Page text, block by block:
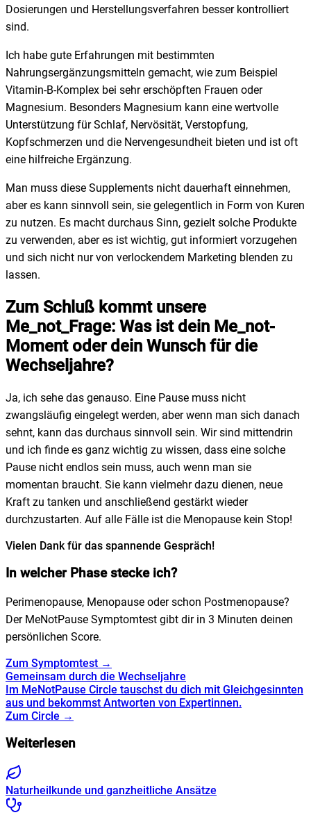
Dosierungen und Herstellungsverfahren besser kontrolliert
sind.
Ich habe gute Erfahrungen mit bestimmten
Nahrungsergänzungsmitteln gemacht, wie zum Beispiel
Vitamin-B-Komplex bei sehr erschöpften Frauen oder
Magnesium. Besonders Magnesium kann eine wertvolle
Unterstützung für Schlaf, Nervösität, Verstopfung,
Kopfschmerzen und die Nervengesundheit bieten und ist oft
eine hilfreiche Ergänzung.
Man muss diese Supplements nicht dauerhaft einnehmen,
aber es kann sinnvoll sein, sie gelegentlich in Form von Kuren
zu nutzen. Es macht durchaus Sinn, gezielt solche Produkte
zu verwenden, aber es ist wichtig, gut informiert vorzugehen
und sich nicht nur von verlockendem Marketing blenden zu
lassen.
Zum Schluß kommt unsere
Me_not_Frage: Was ist dein Me_not-
Moment oder dein Wunsch für die
Wechseljahre?
Ja, ich sehe das genauso. Eine Pause muss nicht
zwangsläufig eingelegt werden, aber wenn man sich danach
sehnt, kann das durchaus sinnvoll sein. Wir sind mittendrin
und ich finde es ganz wichtig zu wissen, dass eine solche
Pause nicht endlos sein muss, auch wenn man sie
momentan braucht. Sie kann vielmehr dazu dienen, neue
Kraft zu tanken und anschließend gestärkt wieder
durchzustarten. Auf alle Fälle ist die Menopause kein Stop!
Vielen Dank für das spannende Gespräch!
In welcher Phase stecke ich?
Perimenopause, Menopause oder schon Postmenopause?
Der MeNotPause Symptomtest gibt dir in 3 Minuten deinen
persönlichen Score.
Zum Symptomtest →
Gemeinsam durch die Wechseljahre
Im MeNotPause Circle tauschst du dich mit Gleichgesinnten
aus und bekommst Antworten von Expertinnen.
Zum Circle →
Weiterlesen
Naturheilkunde und ganzheitliche Ansätze